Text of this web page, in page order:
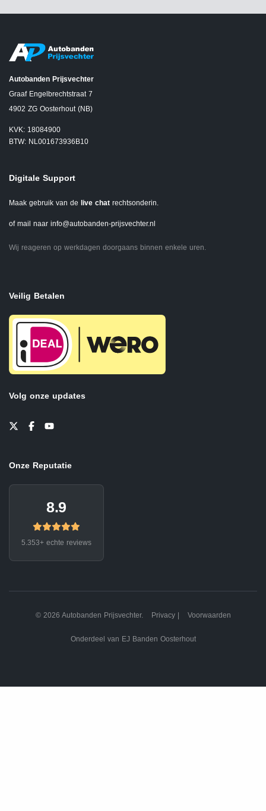
Autobanden Prijsvechter
Graaf Engelbrechtstraat 7
4902 ZG Oosterhout (NB)
KVK: 18084900
BTW: NL001673936B10
Digitale Support
Maak gebruik van de live chat rechtsonderin.
of mail naar info@autobanden-prijsvechter.nl
Wij reageren op werkdagen doorgaans binnen enkele uren.
Veilig Betalen
Volg onze updates
Onze Reputatie
8.9
5.353+ echte reviews
© 2026 Autobanden Prijsvechter. Privacy| Voorwaarden
Onderdeel van EJ Banden Oosterhout